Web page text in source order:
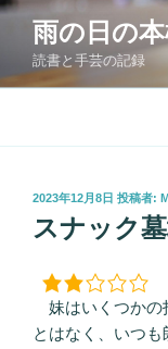
コ
ン
へ
雨の日の
読書と手芸の記録
投
稿
日:
2023年12月8日 投稿者:
スナック
妹はいくつかの
とはなく、いつも